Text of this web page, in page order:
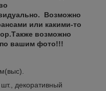
Возможно
или какими-то
возможно
вашим фото!!!
декоративный